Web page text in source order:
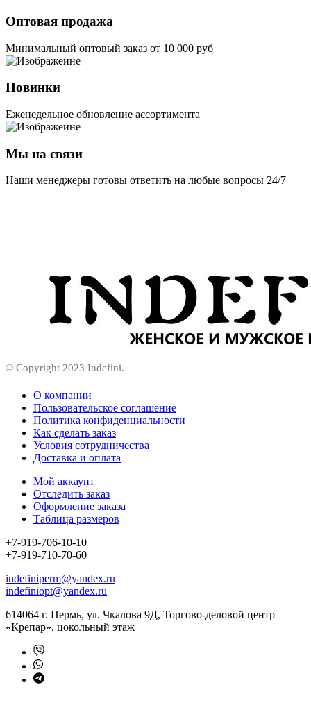
Оптовая продажа
Минимальный оптовый заказ от 10 000 руб
Новинки
Еженедельное обновление ассортимента
Мы на связи
Наши менеджеры готовы ответить на любые вопросы 24/7
© Copyright 2023 Indefini.
О компании
Пользовательское соглашение
Политика конфиденциальности
Как сделать заказ
Условия сотрудничества
Доставка и оплата
Мой аккаунт
Отследить заказ
Оформление заказа
Таблица размеров
+7-919-706-10-10
+7-919-710-70-60
indefiniperm@yandex.ru
indefiniopt@yandex.ru
614064 г. Пермь, ул. Чкалова 9Д, Торгово-деловой центр
«Крепар», цокольный этаж